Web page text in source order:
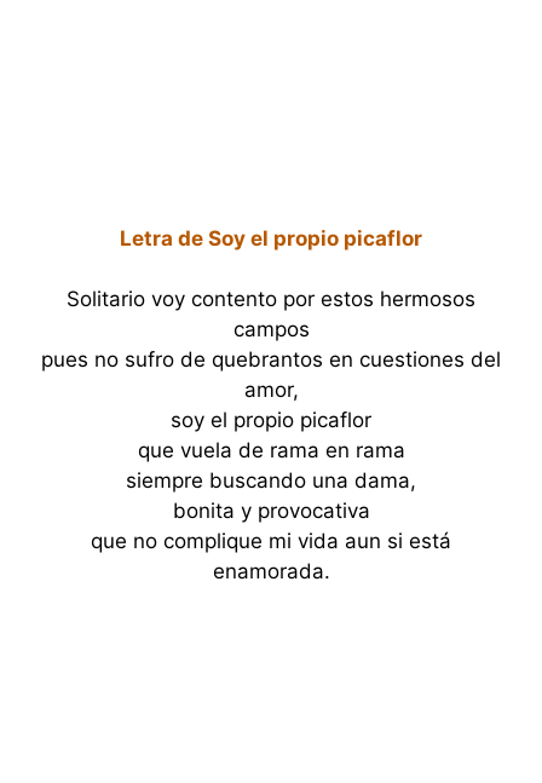
Letra de Soy el propio picaflor
Solitario voy contento por estos hermosos
campos
pues no sufro de quebrantos en cuestiones del
amor,
soy el propio picaflor
que vuela de rama en rama
siempre buscando una dama,
bonita y provocativa
que no complique mi vida aun si está
enamorada.